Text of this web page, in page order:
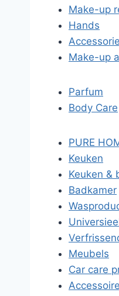
Make-up
Hands
Make-up
Parfum
Body Care
PURE
Keuken
Keuken &
Badkamer
Meubels
Car care